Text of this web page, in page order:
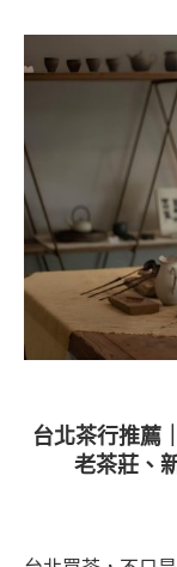
台北茶行推薦
老茶莊、